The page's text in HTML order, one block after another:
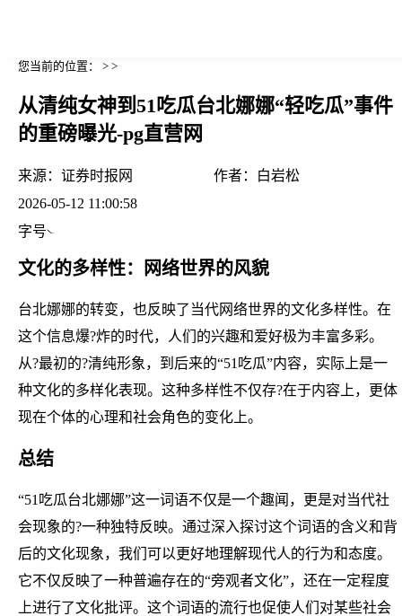
您当前的位置： > >
从清纯女神到51吃瓜台北娜娜“轻吃瓜”事件
的重磅曝光-pg直营网
来源： 证券时报网 作者：
白岩松
2026-05-12 11:00:58
字号
文化的多样性：网络世界的风貌
台北娜娜的转变，也反映了当代网络世界的文化多样性。在
这个信息爆?炸的时代，人们的兴趣和爱好极为丰富多彩。
从?最初的?清纯形象，到后来的“51吃瓜”内容，实际上是一
种文化的多样化表现。这种多样性不仅存?在于内容上，更体
现在个体的心理和社会角色的变化上。
总结
“51吃瓜台北娜娜”这一词语不仅是一个趣闻，更是对当代社
会现象的?一种独特反映。通过深入探讨这个词语的含义和背
后的文化现象，我们可以更好地理解现代人的行为和态度。
它不仅反映了一种普遍存在的“旁观者文化”，还在一定程度
上进行了文化批评。这个词语的流行也促使人们对某些社会